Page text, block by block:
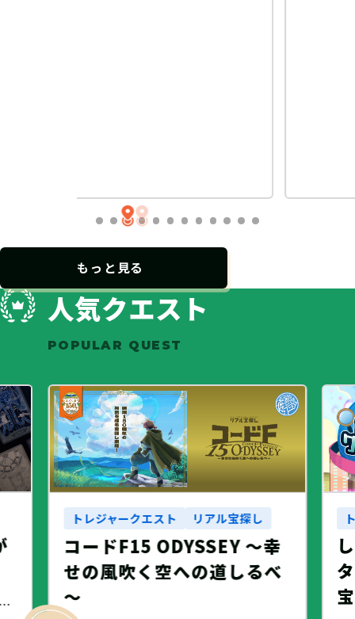
もっと見る
人気クエスト
POPULAR QUEST
・NANICA -NAGOYA-
トレジャークエスト リアル宝探し
コードF15 ODYSSEY ～幸
せの風吹く空への道しるべ
～
宝